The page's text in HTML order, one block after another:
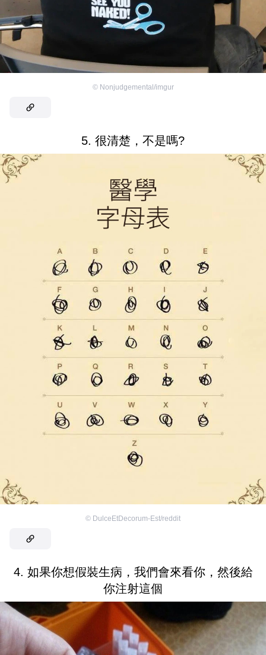
© Nonjudgemental/imgur
5. 很清楚，不是嗎?
© DulceEtDecorum-Est/reddit
4. 如果你想假裝生病，我們會來看你，然後給
你注射這個